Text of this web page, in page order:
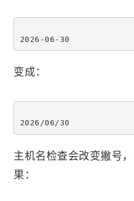
2026-06-30
变成：
2026/06/30
主机名检查会改变撇号
果：